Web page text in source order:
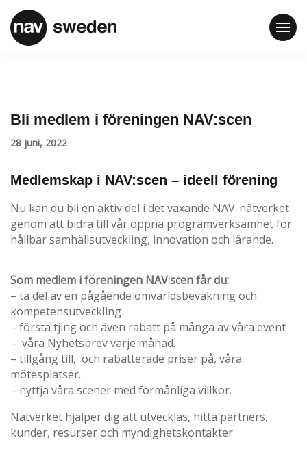
Bli medlem i föreningen NAV:scen
28 juni, 2022
Medlemskap i NAV:scen – ideell förening
Nu kan du bli en aktiv del i det växande NAV-nätverket
genom att bidra till vår öppna programverksamhet för
hållbar samhällsutveckling, innovation och lärande.
Som medlem i föreningen NAV:scen får du:
– ta del av en pågående omvärldsbevakning och
kompetensutveckling
– första tjing och även rabatt på många av våra event
– våra Nyhetsbrev varje månad.
– tillgång till, och rabatterade priser på, våra
mötesplatser.
– nyttja våra scener med förmånliga villkor.
Nätverket hjälper dig att utvecklas, hitta partners,
kunder, resurser och myndighetskontakter